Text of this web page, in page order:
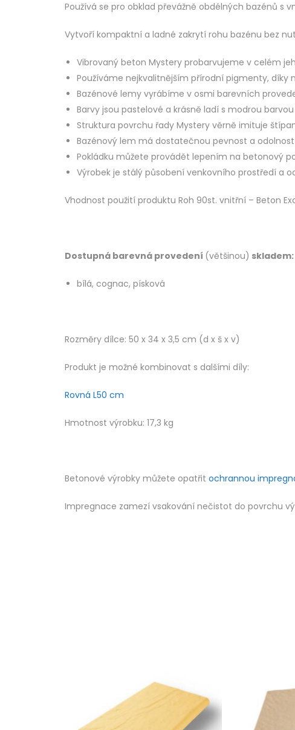
Používá se pro obklad převážně obdélných bazénů s
Vytvoří kompaktní a ladné zakrytí rohu bazénu bez
Vibrovaný beton Mystery probarvujeme v celém
Používáme nejkvalitnějším přírodní pigmenty, díky
Bazénové lemy vyrábíme v osmi barevních
Barvy jsou pastelové a krásně ladí s modrou
Struktura povrchu řady Mystery věrně imituje
Bazénový lem má dostatečnou pevnost a
Pokládku můžete provádět lepením na betonový
Výrobek je stálý působení venkovního prostředí a
Vhodnost použití produktu Roh 90st. vnitřní – Beton
Dostupná barevná provedení (většinou) skladem:
bílá, cognac, písková
Rozměry dílce: 50 x 34 x 3,5 cm (d x š x v)
Produkt je možné kombinovat s dalšími díly:
Rovná L50 cm
Hmotnost výrobku: 17,3 kg
Betonové výrobky můžete opatřit ochrannou
Impregnace zamezí vsakování nečistot do povrchu